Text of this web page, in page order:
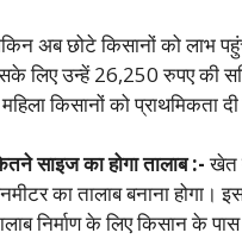
अब छोटे किसानों को लाभ
लिए उन्हें 26,250 रुपए की
किसानों को प्राथमिकता
साइज का होगा तालाब :-खेत
का तालाब बनाना होगा।
निर्माण के लिए किसान के